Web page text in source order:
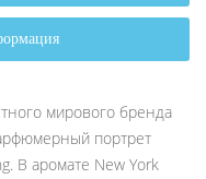
мирового бренда
портрет
В аромате New York